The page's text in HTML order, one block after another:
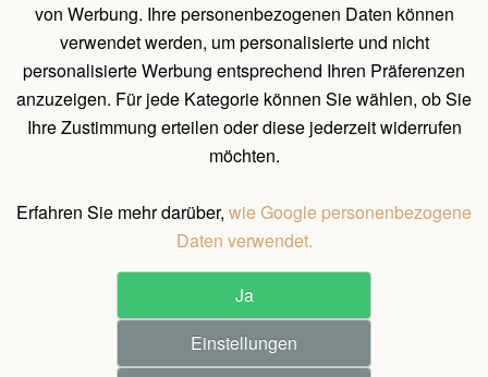
von Werbung. Ihre personenbezogenen Daten können
verwendet werden, um personalisierte und nicht
personalisierte Werbung entsprechend Ihren Präferenzen
anzuzeigen. Für jede Kategorie können Sie wählen, ob Sie
Ihre Zustimmung erteilen oder diese jederzeit widerrufen
möchten.
Erfahren Sie mehr darüber, wie Google personenbezogene
Daten verwendet.
Ja
Einstellungen
UNTERLAGEN
Belehrung über das Widerrufsrecht
Allgemeines Verfahren zum Erstellen einer Bestellung
Natürliche Holzeigenschaften
All rights reserved.
Pergola Dřevěná s.r.o. / Holz-pavilon.de